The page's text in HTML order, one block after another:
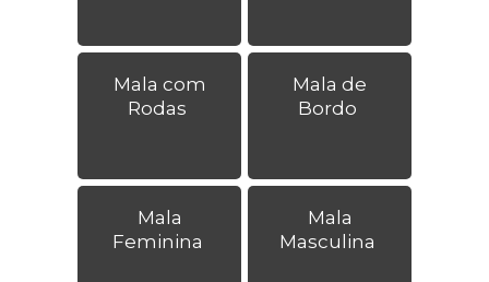
Mala com
Rodas
Mala de
Bordo
Mala
Feminina
Mala
Masculina